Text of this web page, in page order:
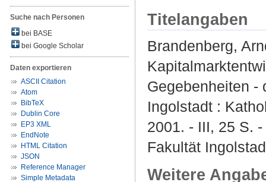
Suche nach Personen
bei BASE
bei Google Scholar
Daten exportieren
ASCII Citation
Atom
BibTeX
Dublin Core
EP3 XML
EndNote
HTML Citation
JSON
Reference Manager
Simple Metadata
Titelangaben
Brandenberg,
Gegebenheiten -
Ingolstadt :
2001. - III, 25 S.
Fakultät
Weitere